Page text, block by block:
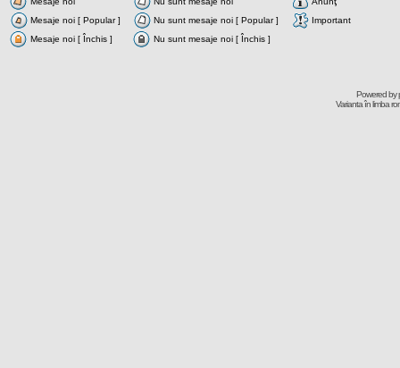
Mesaje noi [ Popular ]
Nu sunt mesaje noi [ Popular ]
Important
Mesaje noi [ Închis ]
Nu sunt mesaje noi [ Închis ]
Powered by
Varianta în limba